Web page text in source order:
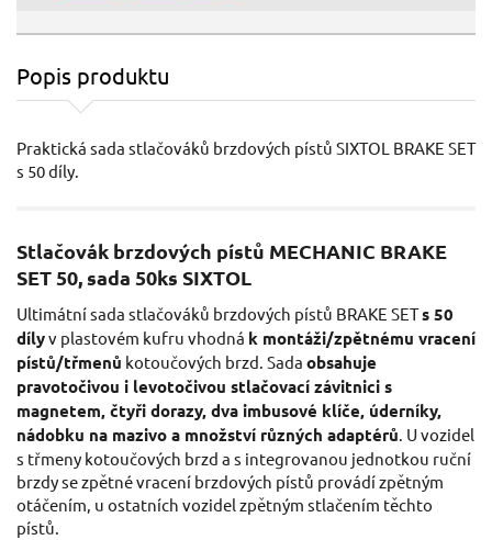
Popis produktu
Praktická sada stlačováků brzdových pístů SIXTOL BRAKE SET
s 50 díly.
Stlačovák brzdových pístů MECHANIC BRAKE
SET 50, sada 50ks SIXTOL
Ultimátní sada stlačováků brzdových pístů BRAKE SETs 50
dílyv plastovém kufru vhodná k montáži/zpětnému vracení
pístů/třmenů kotoučových brzd. Sada obsahuje
pravotočivou i levotočivou stlačovací závitnici s
magnetem, čtyři dorazy, dva imbusové klíče, úderníky,
nádobku na mazivo a množství různých adaptérů. U vozidel
s třmeny kotoučových brzd a s integrovanou jednotkou ruční
brzdy se zpětné vracení brzdových pístů provádí zpětným
otáčením, u ostatních vozidel zpětným stlačením těchto
pístů.